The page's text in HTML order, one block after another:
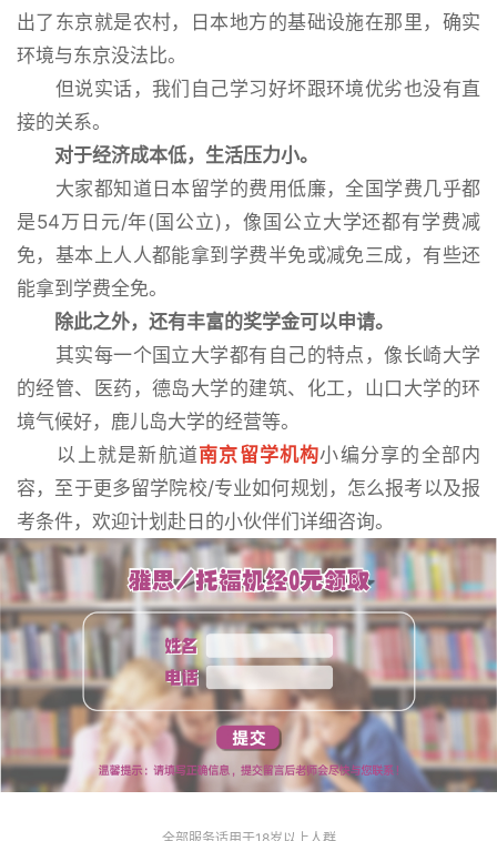
出了东京就是农村，日本地方的基础设施在那里，确实
环境与东京没法比。
但说实话，我们自己学习好坏跟环境优劣也没有直
接的关系。
对于经济成本低，生活压力小。
大家都知道日本留学的费用低廉，全国学费几乎都
是54万日元/年(国公立)，像国公立大学还都有学费减
免，基本上人人都能拿到学费半免或减免三成，有些还
能拿到学费全免。
除此之外，还有丰富的奖学金可以申请。
其实每一个国立大学都有自己的特点，像长崎大学
的经管、医药，德岛大学的建筑、化工，山口大学的环
境气候好，鹿儿岛大学的经营等。
以上就是新航道南京留学机构小编分享的全部内
容，至于更多留学院校/专业如何规划，怎么报考以及报
考条件，欢迎计划赴日的小伙伴们详细咨询。